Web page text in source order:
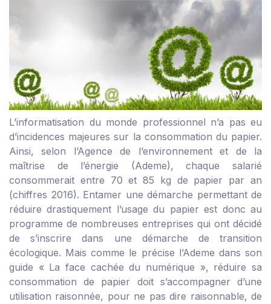
L’informatisation du monde professionnel n’a pas eu
d’incidences majeures sur la consommation du papier.
Ainsi, selon l’Agence de l’environnement et de la
maîtrise de l’énergie (Ademe), chaque salarié
consommerait entre 70 et 85 kg de papier par an
(chiffres 2016). Entamer une démarche permettant de
réduire drastiquement l’usage du papier est donc au
programme de nombreuses entreprises qui ont décidé
de s’inscrire dans une démarche de transition
écologique. Mais comme le précise l’Ademe dans son
guide « La face cachée du numérique », réduire sa
consommation de papier doit s’accompagner d’une
utilisation raisonnée, pour ne pas dire raisonnable, de